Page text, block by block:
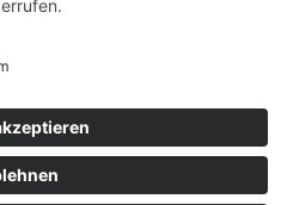
warum msisdesign. Die
Agenturen für SEO- und KI-
zählt. Echte Bewertungen,